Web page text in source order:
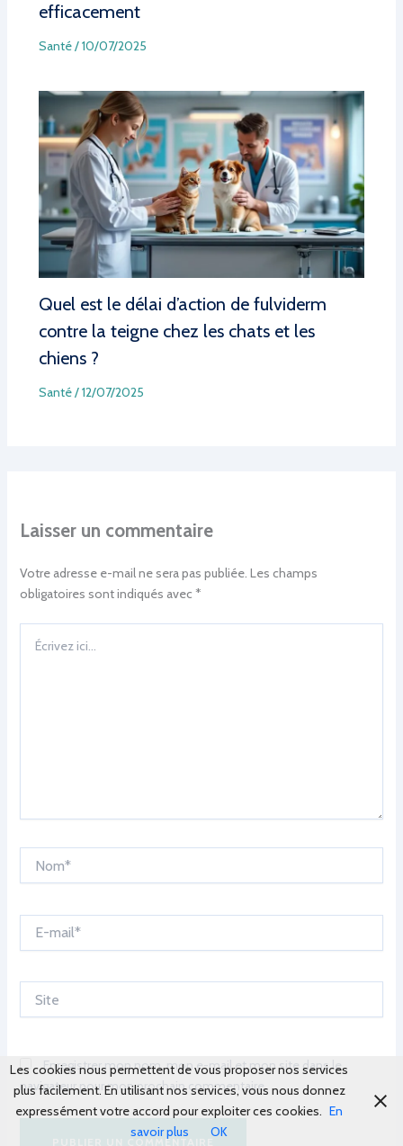
efficacement
Santé/10/07/2025
Quel est le délai d’action de fulviderm
contre la teigne chez les chats et les
chiens ?
Santé/12/07/2025
Laisser un commentaire
Votre adresse e-mail ne sera pas publiée. Les champs
obligatoires sont indiqués avec *
ici…
mail*
Enregistrer mon nom, mon e-mail et mon site dans le
navigateur pour mon prochain commentaire.
Les cookies nous permettent de vous proposer nos services
plus facilement. En utilisant nos services, vous nous donnez
expressément votre accord pour exploiter ces cookies. En
savoir plus
OK